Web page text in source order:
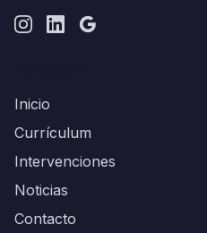
Inicio
Currículum
Intervenciones
Noticias
Contacto